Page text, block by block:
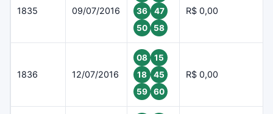
1835 09/07/2016
36
47
50
58
R$ 0,00
1836 12/07/2016
08
15
18
45
59
60
R$ 0,00